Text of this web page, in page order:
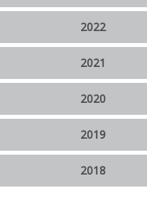
2022
2021
2020
2019
2018